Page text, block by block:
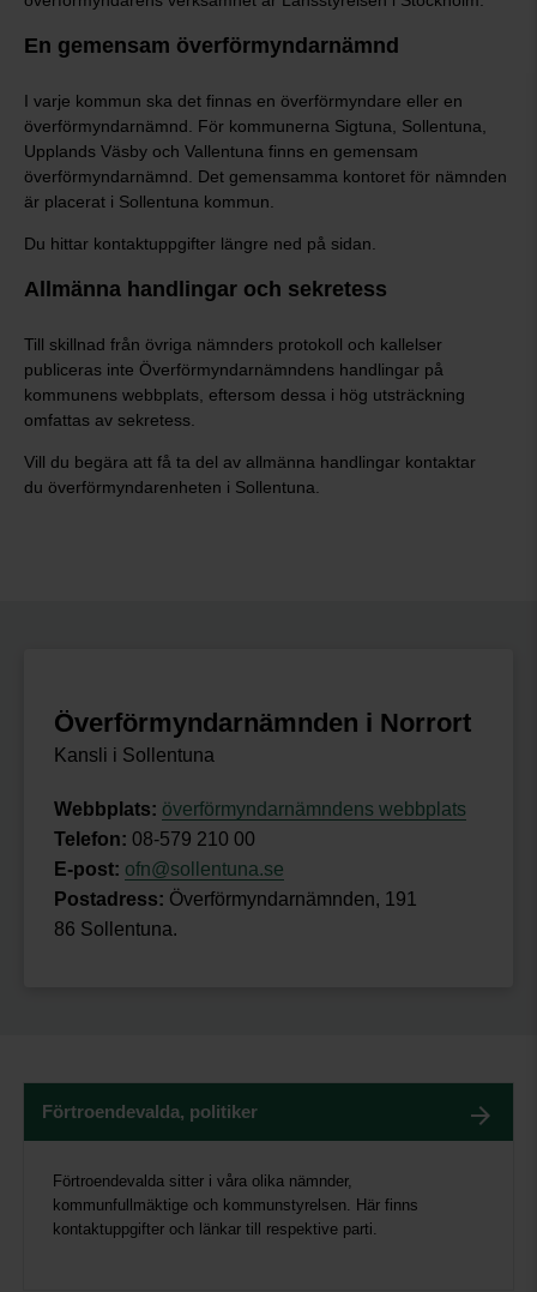
En gemensam överförmyndarnämnd
I varje kommun ska det finnas en överförmyndare eller en
överförmyndarnämnd. För kommunerna Sigtuna, Sollentuna,
Upplands Väsby och Vallentuna finns en gemensam
överförmyndarnämnd. Det gemensamma kontoret för nämnden
är placerat i Sollentuna kommun.
Du hittar kontaktuppgifter längre ned på sidan.
Allmänna handlingar och sekretess
Till skillnad från övriga nämnders protokoll och kallelser
publiceras inte Överförmyndarnämndens handlingar på
kommunens webbplats, eftersom dessa i hög utsträckning
omfattas av sekretess.
Vill du begära att få ta del av allmänna handlingar kontaktar
du överförmyndarenheten i Sollentuna.
Överförmyndarnämnden i Norrort
Kansli i Sollentuna
Webbplats: överförmyndarnämndens webbplats
Telefon: 08-579 210 00
E-post: ofn@sollentuna.se
Postadress: Överförmyndarnämnden, 191
86 Sollentuna.
Förtroendevalda, politiker
Förtroendevalda sitter i våra olika nämnder,
kommunfullmäktige och kommunstyrelsen. Här finns
kontaktuppgifter och länkar till respektive parti.